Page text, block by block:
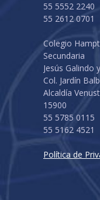
55 5552 2240
55 2612 0701
Colegio
Secundaria
Jesús Galindo
Col. Jardín
Alcaldía
15900
55 5785 0115
55 5162 4521
Política de